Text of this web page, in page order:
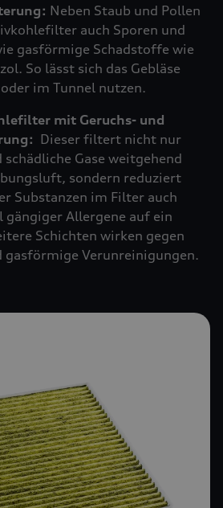
Neben Staub und Pollen
auch Sporen und
gasförmige Schadstoffe wie
So lässt sich das Gebläse
im Tunnel nutzen.
mit Geruchs- und
Dieser filtert nicht nur
schädliche Gase weitgehend
sondern reduziert
Substanzen im Filter auch
gängiger Allergene auf ein
Schichten wirken gegen
gasförmige Verunreinigungen.